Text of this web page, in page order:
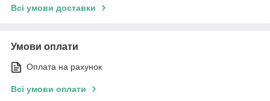
Всі умови доставки
Умови оплати
Оплата на рахунок
Всі умови оплати